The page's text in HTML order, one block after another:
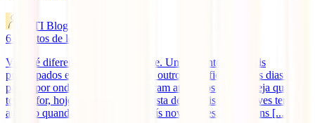
IATI Blog
6
minutos de leitura
Viajar é diferente para toda a gente. Uns viajantes são mais
preocupados e planeiam mais que outros, uns ficam meros dias nos
países por onde passam, outros ficam até vários meses! Seja quanto
tempo for, hoje trazemos-te uma lista de 15 coisas que deves ter
atenção quando viajas para um país novo. Apesar de alguns [...]